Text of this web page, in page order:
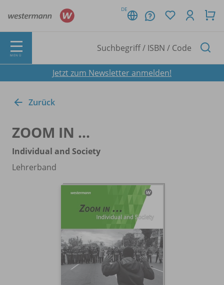
DE
MENÜ
Jetzt zum Newsletter anmelden!
Zurück
ZOOM IN ...
Individual and Society
Lehrerband